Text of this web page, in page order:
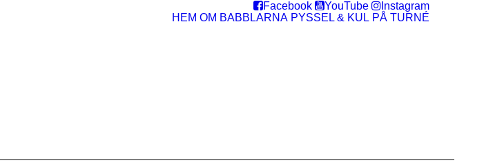
Facebook YouTube
Instagram
HEM OM BABBLARNA PYSSEL & KUL PÅ TURNÉ